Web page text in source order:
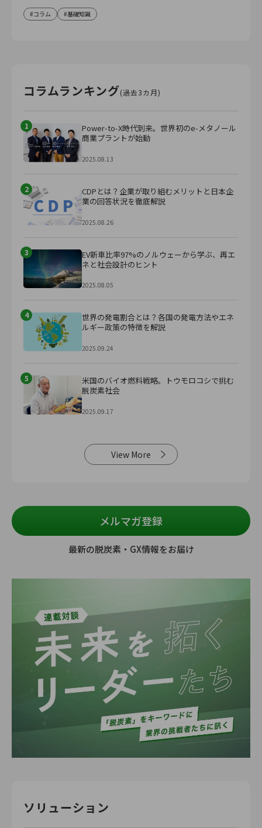
コラム 基礎知識
コラムランキング(過去3カ月)
1
Power-to-X時代到来。世界初のe-メタノール
商業プラントが始動
2025.08.13
2
CDPとは？企業が取り組むメリットと日本企
業の回答状況を徹底解説
2025.08.26
3
EV新車比率97%のノルウェーから学ぶ、再エ
ネと社会設計のヒント
2025.08.05
4
世界の発電割合とは？各国の発電方法やエネ
ルギー政策の特徴を解説
2025.09.24
5
米国のバイオ燃料戦略。トウモロコシで挑む
脱炭素社会
2025.09.17
View More
メルマガ登録
最新の脱炭素・GX情報をお届け
ソリューション